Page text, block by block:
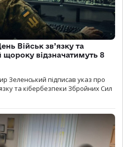
Військ зв’язку та
щороку відзначатимуть 8
Зеленський підписав указ про
та кібербезпеки Збройних Сил